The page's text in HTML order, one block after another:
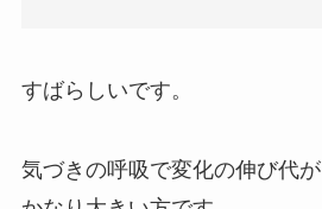
すばらしいです。
気づきの呼吸で変化の伸び代が